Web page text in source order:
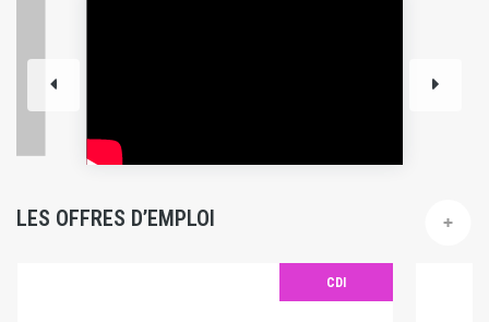
LES OFFRES D’EMPLOI
CDI